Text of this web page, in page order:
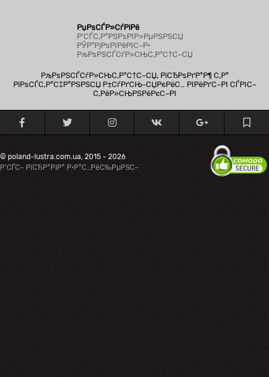
РџРѕСЃР»СѓРіРё
Р’СЃС‚Р°РЅРѕРІР»РµРЅРЅСЏ
РЎР°РјРѕРІРёРІС–Р·
РљРѕРЅСЃСѓР»СЊС‚Р°С†С–СЏ
РљРѕРЅСЃСѓР»СЊС‚Р°С†С–СЏ, РїСЂРѕРґР°Р¶ С‚Р°
РїРѕСЃС‚Р°С‡Р°РЅРЅСЏ Р±СѓРґСЊ-СЏРєРёС… РІРёРґС–РІ СЃРІС–
С‚РёР»СЊРЅРёРєС–РІ
© poland-lustra.com.ua, 2015 - 2026
Р’СЃС– РїСЂР°РІР° Р·Р°С…РёС‰РµРЅС–